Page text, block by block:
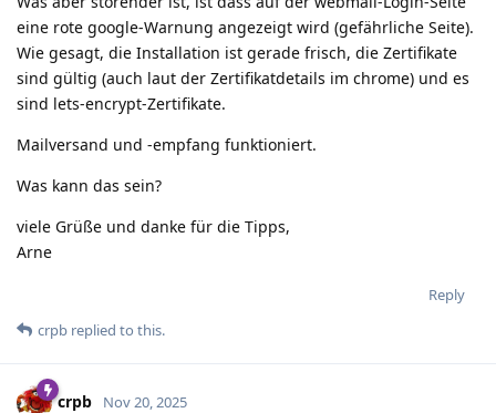
eine rote google-Warnung angezeigt wird (gefährliche Seite).
Wie gesagt, die Installation ist gerade frisch, die Zertifikate
sind gültig (auch laut der Zertifikatdetails im chrome) und es
sind lets-encrypt-Zertifikate.
Mailversand und -empfang funktioniert.
Was kann das sein?
viele Grüße und danke für die Tipps,
Arne
Reply
crpb replied to this.
crpb Nov 20, 2025